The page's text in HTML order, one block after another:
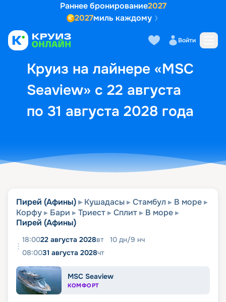
Раннее бронирование2027
2027миль каждому
Войти
Круиз на лайнере «MSC
Seaview» с 22 августа
по 31 августа 2028 года
Выбор кают Маршрут и
Пирей (Афины) Кушадасы Стамбул
В море
Корфу
Бари Триест Сплит
В море
Пирей (Афины)
18:0022 августа 2028вт 10 дн/9 нч
08:0031 августа 2028чт
MSC Seaview
КОМФОРТ